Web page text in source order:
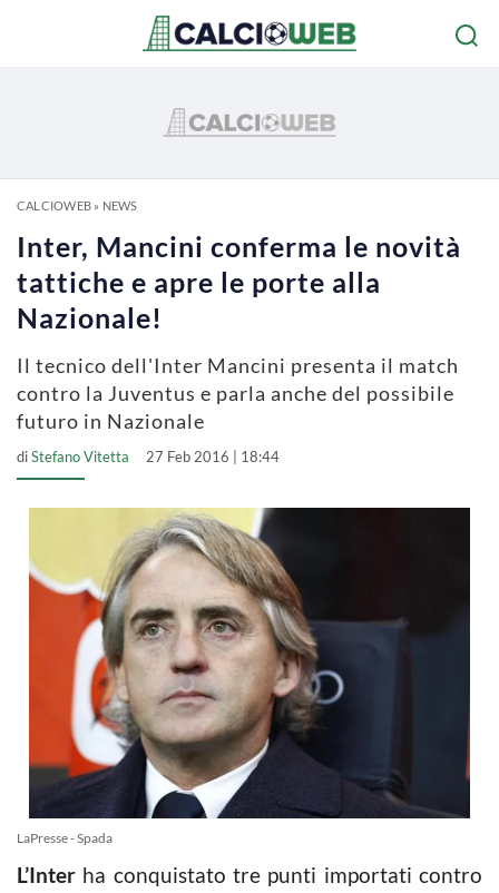
CALCIOWEB» NEWS
Inter, Mancini conferma le novità
tattiche e apre le porte alla
Nazionale!
Il tecnico dell'Inter Mancini presenta il match
contro la Juventus e parla anche del possibile
futuro in Nazionale
diStefano Vitetta 27 Feb 2016 | 18:44
LaPresse - Spada
L’Inter ha conquistato tre punti importati contro